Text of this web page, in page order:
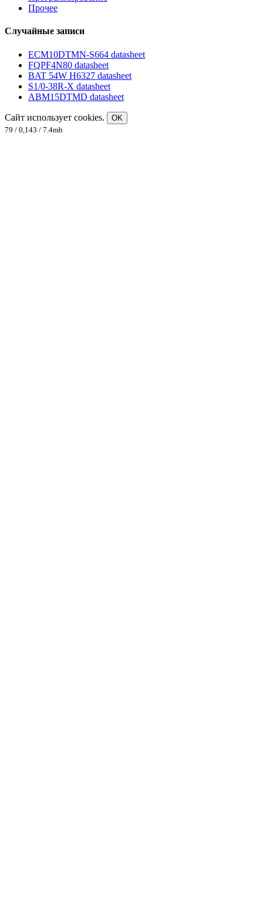
Прочее
Случайные записи
ECM10DTMN-S664 datasheet
FQPF4N80 datasheet
BAT 54W H6327 datasheet
S1/0-38R-X datasheet
ABM15DTMD datasheet
Сайт использует cookies.
OK
79 / 0,143 / 7.4mb